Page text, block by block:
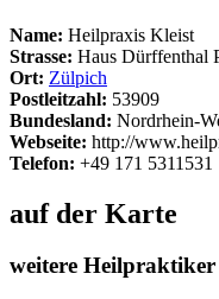
Name: Heilpraxis Kleist
Strasse: Haus Dürffenthal
Ort: Zülpich
Postleitzahl: 53909
Bundesland: Nordrhein-
Webseite: http://
Telefon: +49 171 5311531
auf der Karte
weitere